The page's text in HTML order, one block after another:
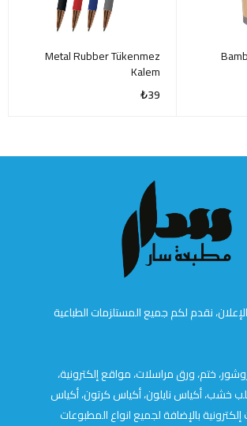
Metal Rubber Tükenmez
Kalem
₺39
نقدم لكم جميع المستلزمات الطباعية
ختم، ورق مراسلات، مواقع إلكترونية،
خشب، أكياس نايلون، أكياس كرتون، أكياس
بالإضافة لجميع انواع المطبوعات